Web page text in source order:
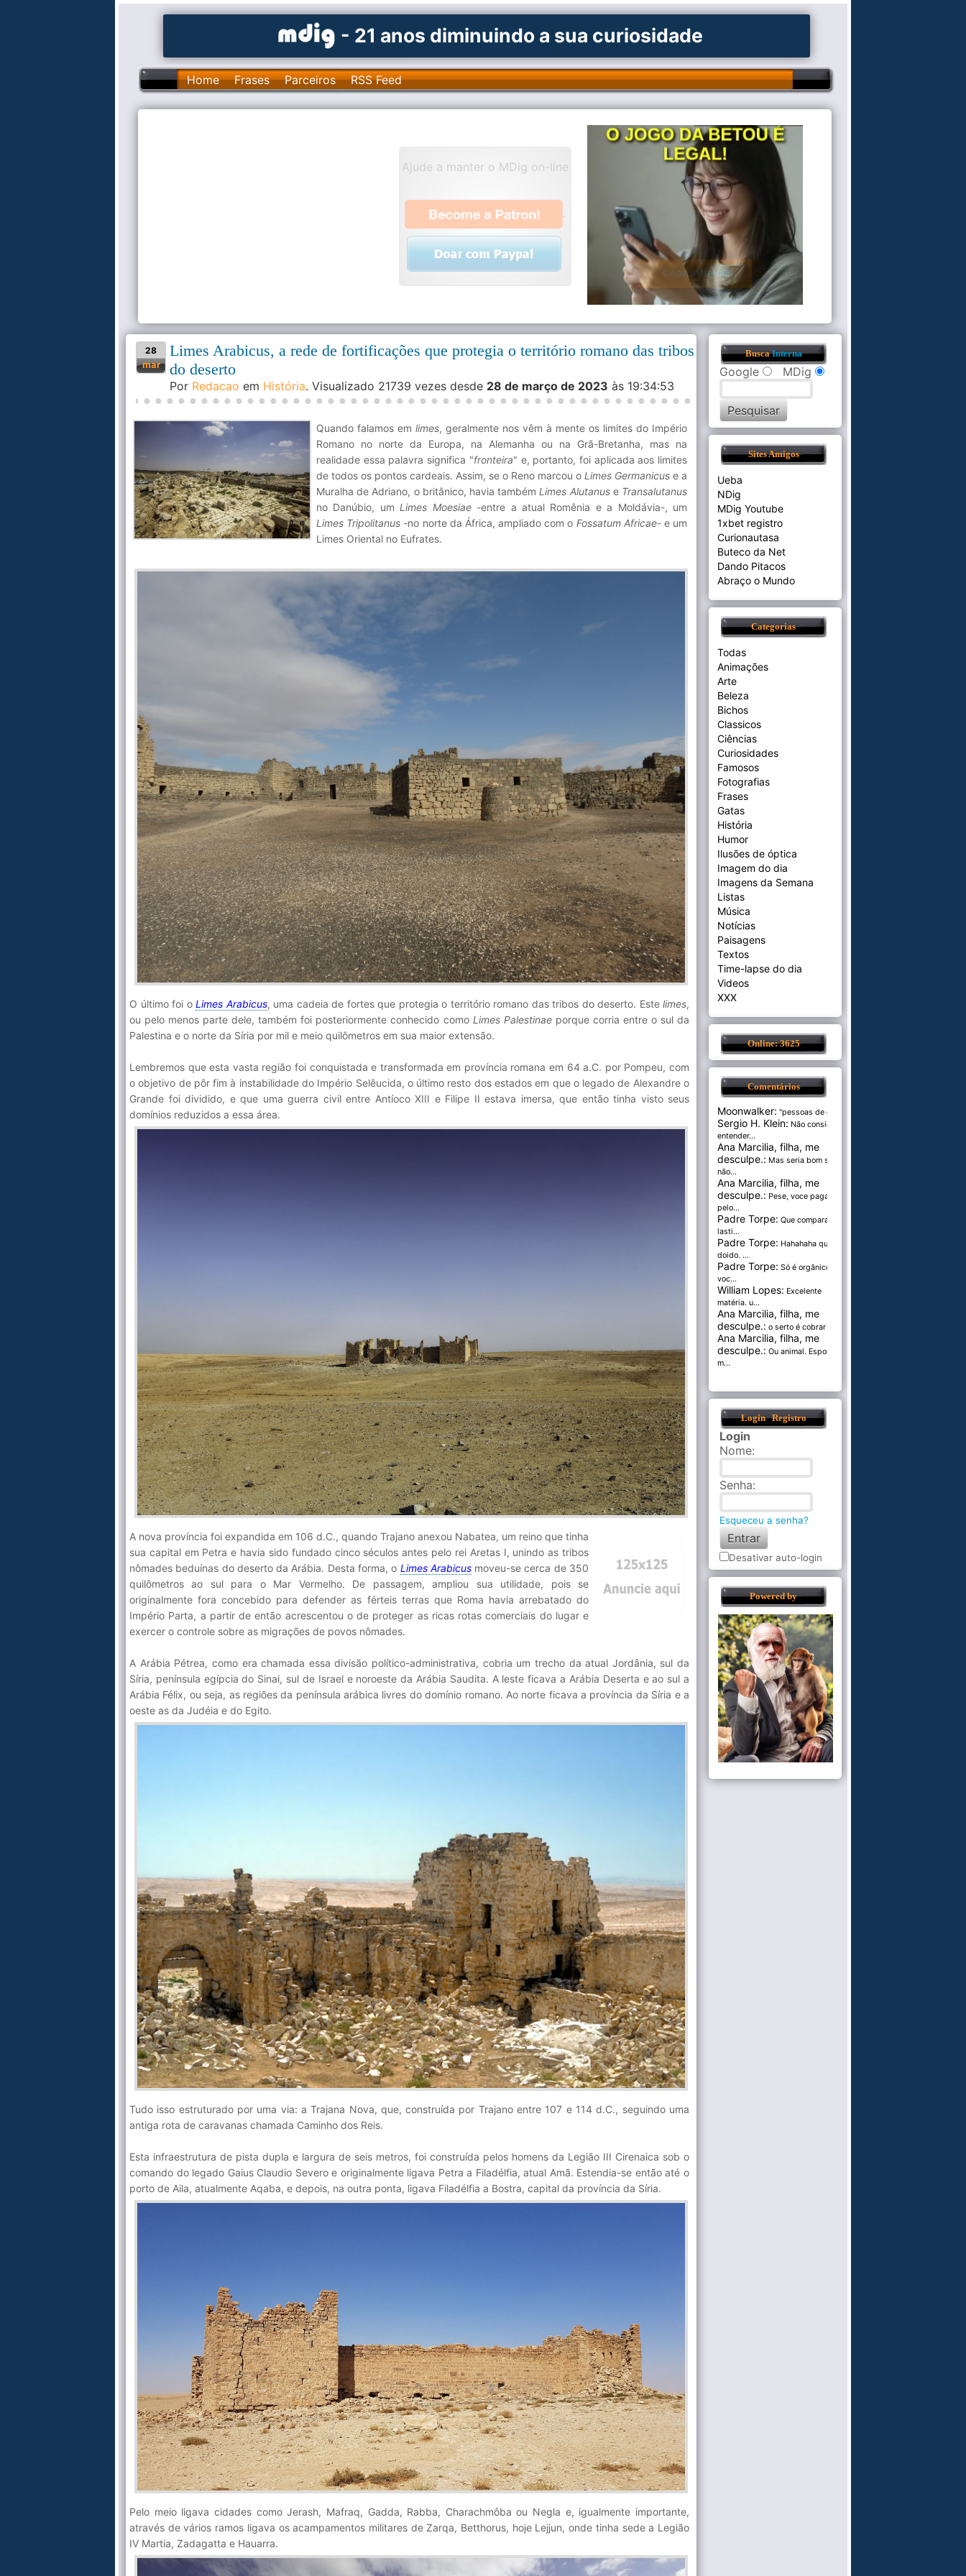
- 21 anos diminuindo a sua curiosidade
Home Frases Parceiros RSS Feed
Ajude a manter o MDig on-line
.
28
mar
Limes Arabicus, a rede de fortificações que protegia o território romano das tribos
do deserto
Por Redacao em História. Visualizado 21739 vezes desde 28 de março de 2023 às 19:34:53
Quando falamos em limes, geralmente nos vêm à mente os limites do Império
Romano no norte da Europa, na Alemanha ou na Grã-Bretanha, mas na
realidade essa palavra significa "fronteira" e, portanto, foi aplicada aos limites
de todos os pontos cardeais. Assim, se o Reno marcou o Limes Germanicus e a
Muralha de Adriano, o britânico, havia tambémLimes Alutanuse Transalutanus
no Danúbio, umLimes Moesiae-entre a atual Romênia e a Moldávia-, um
Limes Tripolitanus -no norte da África, ampliado com o Fossatum Africae- e um
Limes Oriental no Eufrates.
O último foi o Limes Arabicus, uma cadeia de fortes que protegia o território romano das tribos do deserto. Este limes,
ou pelo menos parte dele, também foi posteriormente conhecido como Limes Palestinaeporque corria entre o sul da
Palestina e o norte da Síria por mil e meio quilômetros em sua maior extensão.
Lembremos que esta vasta região foi conquistada e transformada em província romana em 64 a.C. por Pompeu, com
o objetivo de pôr fim à instabilidade do Império Selêucida, o último resto dos estados em que o legado de Alexandre o
Grande foi dividido, e que uma guerra civil entre Antíoco XIII e Filipe II estava imersa, que então tinha visto seus
domínios reduzidos a essa área.
A nova província foi expandida em 106 d.C., quando Trajano anexou Nabatea, um reino que tinha
sua capital em Petra e havia sido fundado cinco séculos antes pelo rei Aretas I, unindo as tribos
nômades beduínas do deserto da Arábia. Desta forma, o Limes Arabicusmoveu-se cerca de 350
quilômetros ao sul para o Mar Vermelho. De passagem, ampliou sua utilidade, pois se
originalmente fora concebido para defender as férteis terras que Roma havia arrebatado do
Império Parta, a partir de então acrescentou o de proteger as ricas rotas comerciais do lugar e
exercer o controle sobre as migrações de povos nômades.
A Arábia Pétrea, como era chamada essa divisão político-administrativa, cobria um trecho da atual Jordânia, sul da
Síria, península egípcia do Sinai, sul de Israel e noroeste da Arábia Saudita. A leste ficava a Arábia Deserta e ao sul a
Arábia Félix, ou seja, as regiões da península arábica livres do domínio romano. Ao norte ficava a província da Síria e a
oeste as da Judéia e do Egito.
Tudo isso estruturado por uma via: a Trajana Nova, que, construída por Trajano entre 107 e 114 d.C., seguindo uma
antiga rota de caravanas chamada Caminho dos Reis.
Esta infraestrutura de pista dupla e largura de seis metros, foi construída pelos homens da Legião III Cirenaica sob o
comando do legado Gaius Claudio Severo e originalmente ligava Petra a Filadélfia, atual Amã. Estendia-se então até o
porto de Aila, atualmente Aqaba, e depois, na outra ponta, ligava Filadélfia a Bostra, capital da província da Síria.
Pelo meio ligava cidades como Jerash, Mafraq, Gadda, Rabba, Charachmôba ou Negla e, igualmente importante,
através de vários ramos ligava os acampamentos militares de Zarqa, Betthorus, hoje Lejjun, onde tinha sede a Legião
IV Martia, Zadagatta e Hauarra.
BuscaInterna
Google MDig
Sites Amigos
Ueba
NDig
MDig Youtube
1xbet registro
Curionautasa
Buteco da Net
Dando Pitacos
Abraço o Mundo
Categorias
Todas
Animações
Arte
Beleza
Bichos
Classicos
Ciências
Curiosidades
Famosos
Fotografias
Frases
Gatas
História
Humor
Ilusões de óptica
Imagem do dia
Imagens da Semana
Listas
Música
Notícias
Paisagens
Textos
Time-lapse do dia
Videos
XXX
Online: 3625
Comentários
Moonwalker: "pessoas de cer...
Sergio H. Klein: Não consigo
entender...
Ana Marcilia, filha, me
desculpe.: Mas seria bom se
não...
Ana Marcilia, filha, me
desculpe.: Pese, voce paga
pelo...
Padre Torpe: Que comparação
lasti...
Padre Torpe: Hahahaha que
doido. ...
Padre Torpe: Só é orgânico se
voc...
William Lopes: Excelente
matéria. u...
Ana Marcilia, filha, me
desculpe.: o serto é cobrar pel...
Ana Marcilia, filha, me
desculpe.: Ou animal. Esponja
m...
Login Registro
Login
Nome:
Senha:
Esqueceu a senha?
Desativar auto-login
Powered by